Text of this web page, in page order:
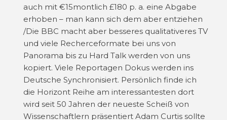
auch mit €15montlich £180 p. a. eine Abgabe
erhoben – man kann sich dem aber entziehen
/Die BBC macht aber besseres qualitativeres TV
und viele Recherceformate bei uns von
Panorama bis zu Hard Talk werden von uns
kopiert. Viele Reportagen Dokus werden ins
Deutsche Synchronisiert. Persönlich finde ich
die Horizont Reihe am interessantesten dort
wird seit 50 Jahren der neueste Scheiß von
Wissenschaftlern präsentiert Adam Curtis sollte